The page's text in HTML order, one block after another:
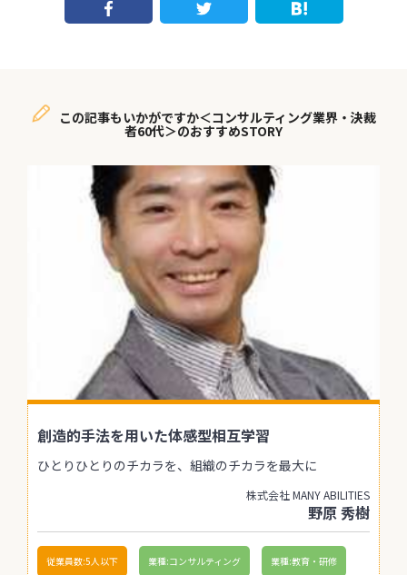
この記事もいかがですか＜コンサルティング業界・決裁
者60代＞のおすすめSTORY
創造的手法を用いた体感型相互学習
ひとりひとりのチカラを、組織のチカラを最大に
株式会社 MANY ABILITIES
野原 秀樹
従業員数:5人以下 業種:コンサルティング 業種:教育・研修